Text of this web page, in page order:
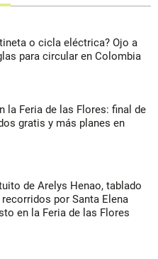
o cicla eléctrica? Ojo a
para circular en Colombia
la Feria de las Flores: final de
gratis y más planes en
de Arelys Henao, tablado
por Santa Elena
en la Feria de las Flores